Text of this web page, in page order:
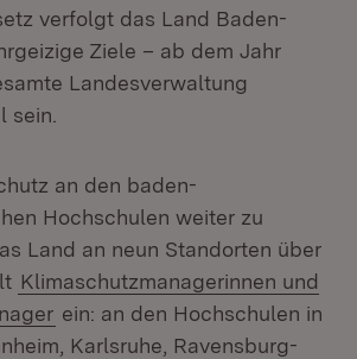
verfolgt das Land Baden-
Ziele – ab dem Jahr
Landesverwaltung
sein.
an den baden-
Hochschulen weiter zu
Land an neun Standorten über
Klimaschutz­managerinnen und
ein: an den Hochschulen in
Karlsruhe, Ravensburg-